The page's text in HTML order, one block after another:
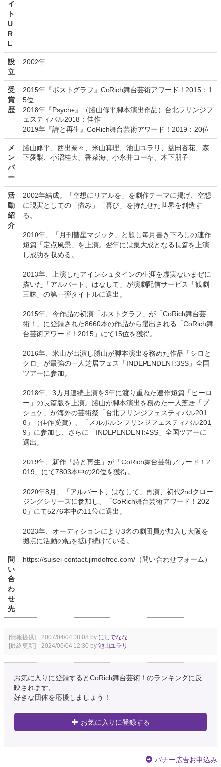
イ
ト
U
R
L
設
立
2002年
受
賞
歴
2015年『ポストグラフ』CoRich舞台芸術アワード！2015：1
5位
2018年『Psyche』（勝山修平脚本演出作品）台北フリンジフ
ェスティバル2018：佳作
2019年『詩と再生』CoRich舞台芸術アワード！2019：20位
メ
ン
バ
ー
勝山修平、西出奈々、米山真理、池山ユラリ、益田杏花、森
下愛梨、小沼桂大、香菜海、小永井コーキ、木下朋子
活
動
紹
介
2002年結成。「空想にリアルを」を劇作テーマに掲げ、空想
に現実としての「痛み」「喜び」を持たせた世界を創造す
る。
2010年、「月刊彗星マジック」と題し毎月書き下ろしの連作
短篇「定点風景」を上演。翌年には集大成となる長篇を上演
し成功を収める。
2013年、上演したアインシュタインの生涯を虚実ないまぜに
描いた「アルバート、はなして」が演劇配信サービス「観劇
三昧」の第一弾タイトルに選出。
2015年、今作品の初演「ポストグラフ」が「CoRich舞台芸
術！」に登録された8660本の作品から選出される「CoRich舞
台芸術アワード！2015」にて15位を獲得。
2016年、米山が出演し勝山が脚本演出を務めた作品「シロと
クロ」が最強の一人芝居フェス「INDEPENDENT:3SS」全国
ツアーに参加。
2018年、3カ月連続上演を3年に渡り重ねた連作短篇「ヒーロ
ー」の長篇版を上演。勝山が脚本演出を務めた一人芝居「プ
シュケ」が海外の芸術祭「台北フリンジフェスティバル201
8」（佳作受賞）、「メルボルンフリンジフェスティバル201
9」に参加し、さらに「INDEPENDENT:4SS」全国ツアーに
選出。
2019年、新作「詩と再生」が「CoRich舞台芸術アワード！2
019」にて7803本中の20位を獲得。
2020年8月、「アルバート、はなして」再演、初代2ndクロー
ジングシリーズに参加し、「CoRich舞台芸術アワード！202
0」にて5276本中の11位に選出。
2023年、オーディションにより3名の劇団員が加入し大阪を
拠点に活動の幅を拡げ続けている。
問
い
合
わ
せ
先
https://suisei-contact.jimdofree.com/（問い合わせフォーム）
[情報提供] 2007/04/04 08:08 by にしでなな
[最終更新] 2024/06/04 12:30 by 池山ユラリ
お気に入りに登録するとCoRich舞台芸術！のランキングに反
映されます。
好きな団体を応援しましょう！
お気に入りに登録する
バナー広告お申込み